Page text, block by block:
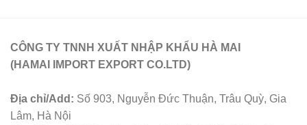
CÔNG TY TNNH XUẤT NHẬP KHẨU HÀ MAI
(HAMAI IMPORT EXPORT CO.LTD)
Địa chỉ/Add: Số 903, Nguyễn Đức Thuận, Trâu Quỳ, Gia
Lâm, Hà Nội